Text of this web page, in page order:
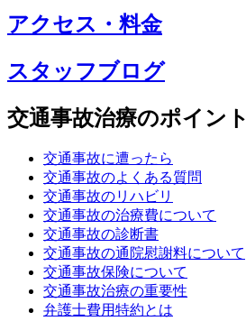
アクセス・料金
スタッフブログ
交通事故治療のポイント
交通事故に遭ったら
交通事故のよくある質問
交通事故のリハビリ
交通事故の治療費について
交通事故の診断書
交通事故の通院慰謝料について
交通事故保険について
交通事故治療の重要性
弁護士費用特約とは